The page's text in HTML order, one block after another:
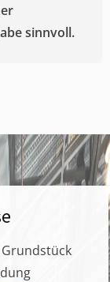
sinnvoll.